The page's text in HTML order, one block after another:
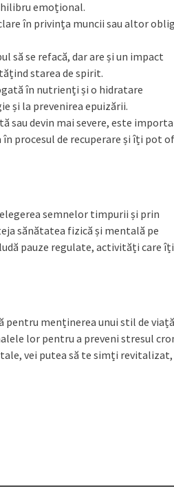
emoțional.
în privința muncii sau altor
să se refacă, dar are și un impact
starea de spirit.
în nutrienți și o hidratare
și la prevenirea epuizării.
sau devin mai severe, este
procesul de recuperare și îți pot
semnelor timpurii și prin
sănătatea fizică și mentală pe
pauze regulate, activități care îți
pentru menținerea unui stil de viață
lor pentru a preveni stresul
vei putea să te simți revitalizat,